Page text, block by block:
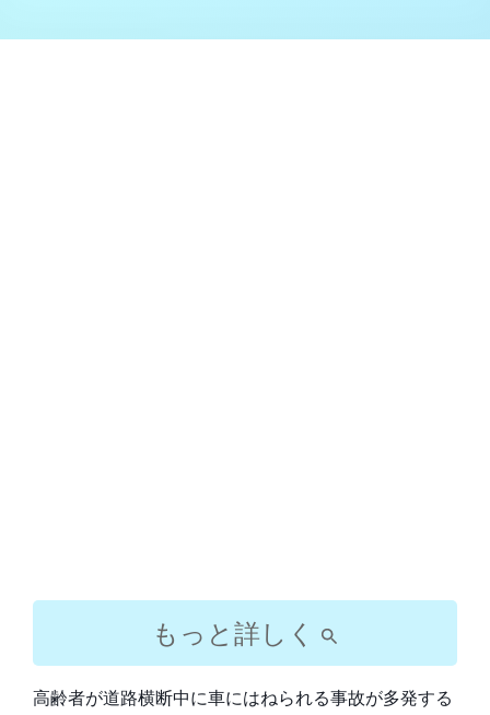
もっと詳しく
高齢者が道路横断中に車にはねられる事故が多発する